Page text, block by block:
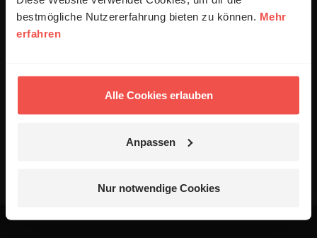
bestmögliche Nutzererfahrung bieten zu können. Mehr
erfahren
Alle Cookies erlauben
Anpassen
Nur notwendige Cookies
Datenschutzerklärung.
Alle Kommentare werden redaktionell geprüft. Wir behalten